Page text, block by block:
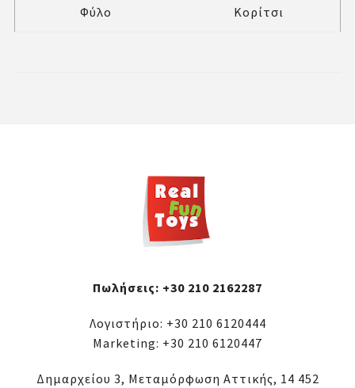
Φύλο Κορίτσι
Πωλήσεις: +30 210 2162287
Λογιστήριο: +30 210 6120444
Marketing: +30 210 6120447
Δημαρχείου 3, Μεταμόρφωση Αττικής, 14 452